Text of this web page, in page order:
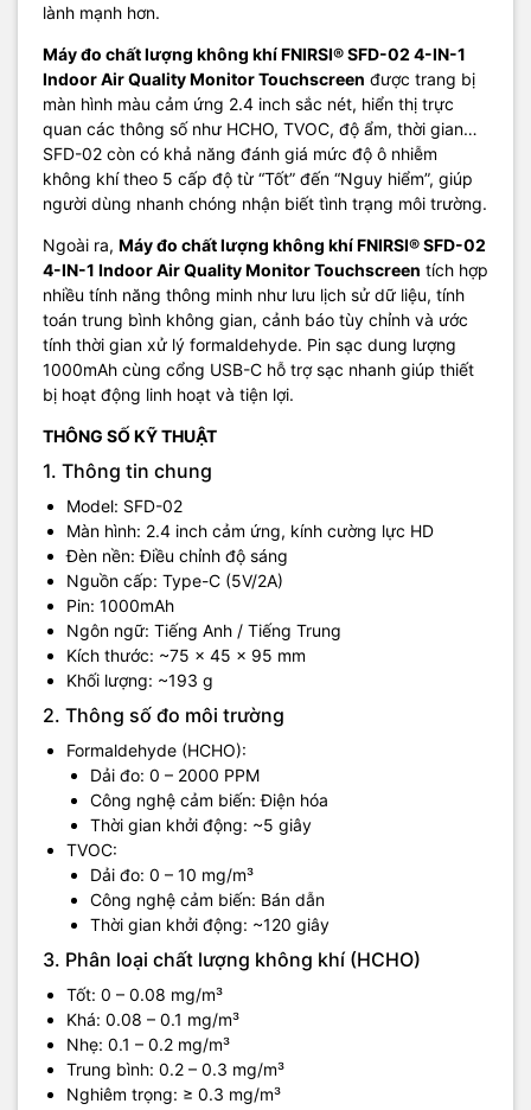
lành mạnh hơn.
Máy đo chất lượng không khí FNIRSI® SFD-02 4-IN-1
Indoor Air Quality Monitor Touchscreen được trang bị
màn hình màu cảm ứng 2.4 inch sắc nét, hiển thị trực
quan các thông số như HCHO, TVOC, độ ẩm, thời gian…
SFD-02 còn có khả năng đánh giá mức độ ô nhiễm
không khí theo 5 cấp độ từ “Tốt” đến “Nguy hiểm”, giúp
người dùng nhanh chóng nhận biết tình trạng môi trường.
Ngoài ra, Máy đo chất lượng không khí FNIRSI® SFD-02
4-IN-1 Indoor Air Quality Monitor Touchscreen tích hợp
nhiều tính năng thông minh như lưu lịch sử dữ liệu, tính
toán trung bình không gian, cảnh báo tùy chỉnh và ước
tính thời gian xử lý formaldehyde. Pin sạc dung lượng
1000mAh cùng cổng USB-C hỗ trợ sạc nhanh giúp thiết
bị hoạt động linh hoạt và tiện lợi.
THÔNG SỐ KỸ THUẬT
1. Thông tin chung
Model: SFD-02
Màn hình: 2.4 inch cảm ứng, kính cường lực HD
Đèn nền: Điều chỉnh độ sáng
Nguồn cấp: Type-C (5V/2A)
Pin: 1000mAh
Ngôn ngữ: Tiếng Anh / Tiếng Trung
Kích thước: ~75 × 45 × 95 mm
Khối lượng: ~193 g
2. Thông số đo môi trường
Formaldehyde (HCHO):
Dải đo: 0 – 2000 PPM
Công nghệ cảm biến: Điện hóa
Thời gian khởi động: ~5 giây
TVOC:
Dải đo: 0 – 10 mg/m³
Công nghệ cảm biến: Bán dẫn
Thời gian khởi động: ~120 giây
3. Phân loại chất lượng không khí (HCHO)
Tốt: 0 – 0.08 mg/m³
Khá: 0.08 – 0.1 mg/m³
Nhẹ: 0.1 – 0.2 mg/m³
Trung bình: 0.2 – 0.3 mg/m³
Nghiêm trọng: ≥ 0.3 mg/m³